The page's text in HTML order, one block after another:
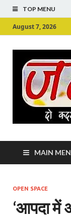
TOP MENU
August 7, 2026
MAIN
OPEN SPACE
‘आपदा में